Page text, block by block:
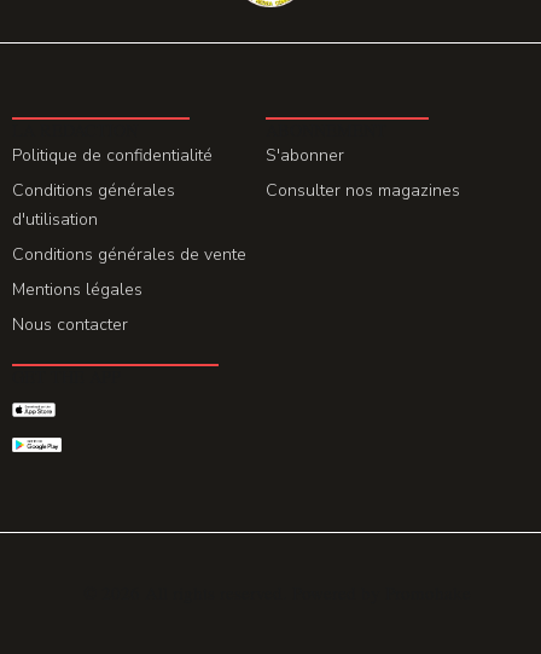
Politique de confidentialité
Conditions générales
d'utilisation
Conditions générales de vente
Mentions légales
Nous contacter
S'abonner
Consulter nos magazines